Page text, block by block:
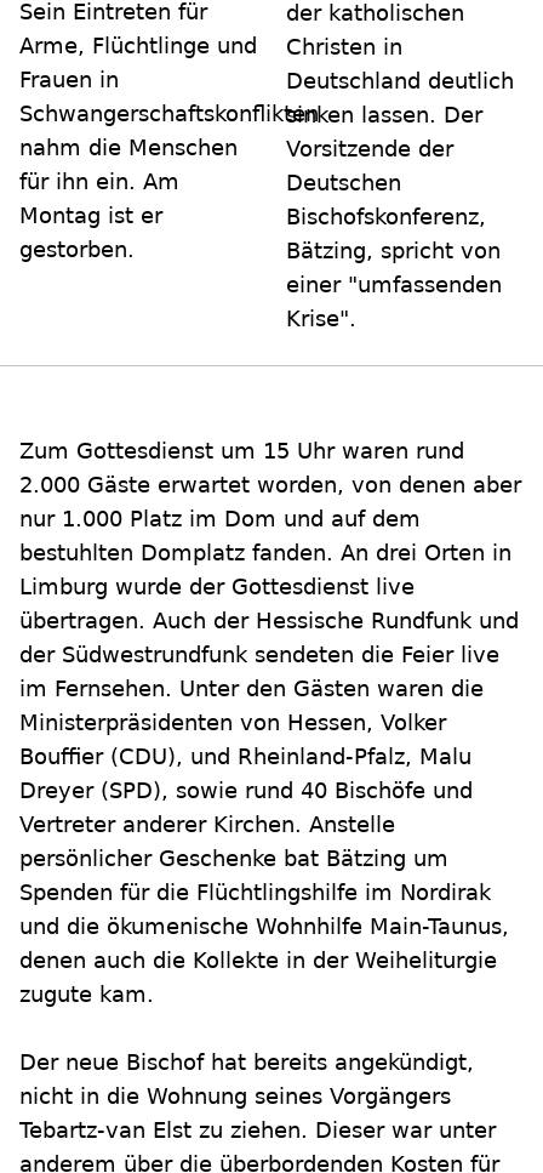
Sein Eintreten für
Arme, Flüchtlinge und
Frauen in
Schwangerschaftskonflikten
nahm die Menschen
für ihn ein. Am
Montag ist er
gestorben.
der katholischen
Christen in
Deutschland deutlich
sinken lassen. Der
Vorsitzende der
Deutschen
Bischofskonferenz,
Bätzing, spricht von
einer "umfassenden
Krise".
Zum Gottesdienst um 15 Uhr waren rund
2.000 Gäste erwartet worden, von denen aber
nur 1.000 Platz im Dom und auf dem
bestuhlten Domplatz fanden. An drei Orten in
Limburg wurde der Gottesdienst live
übertragen. Auch der Hessische Rundfunk und
der Südwestrundfunk sendeten die Feier live
im Fernsehen. Unter den Gästen waren die
Ministerpräsidenten von Hessen, Volker
Bouffier (CDU), und Rheinland-Pfalz, Malu
Dreyer (SPD), sowie rund 40 Bischöfe und
Vertreter anderer Kirchen. Anstelle
persönlicher Geschenke bat Bätzing um
Spenden für die Flüchtlingshilfe im Nordirak
und die ökumenische Wohnhilfe Main-Taunus,
denen auch die Kollekte in der Weiheliturgie
zugute kam.
Der neue Bischof hat bereits angekündigt,
nicht in die Wohnung seines Vorgängers
Tebartz-van Elst zu ziehen. Dieser war unter
anderem über die überbordenden Kosten für